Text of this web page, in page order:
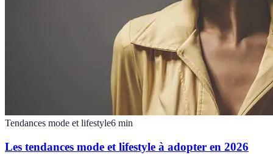
Tendances mode et lifestyle6 min
Les tendances mode et lifestyle à adopter en 2026